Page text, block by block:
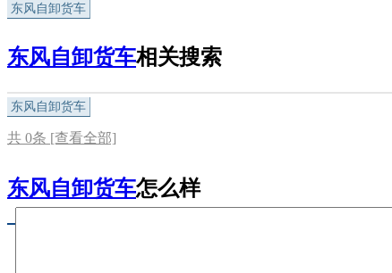
东风自卸货车
东风自卸货车相关搜索
东风自卸货车
共 0条 [查看全部]
东风自卸货车怎么样